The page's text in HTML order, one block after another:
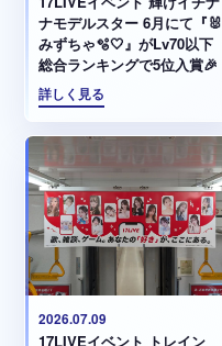
ナモデルスター 6月にて『🐰
みずちゃ️🫧🤍』がLv70以下
総合ランキングで5位入賞🎉
詳しく見る
2026.07.09
17LIVEイベント トレイン